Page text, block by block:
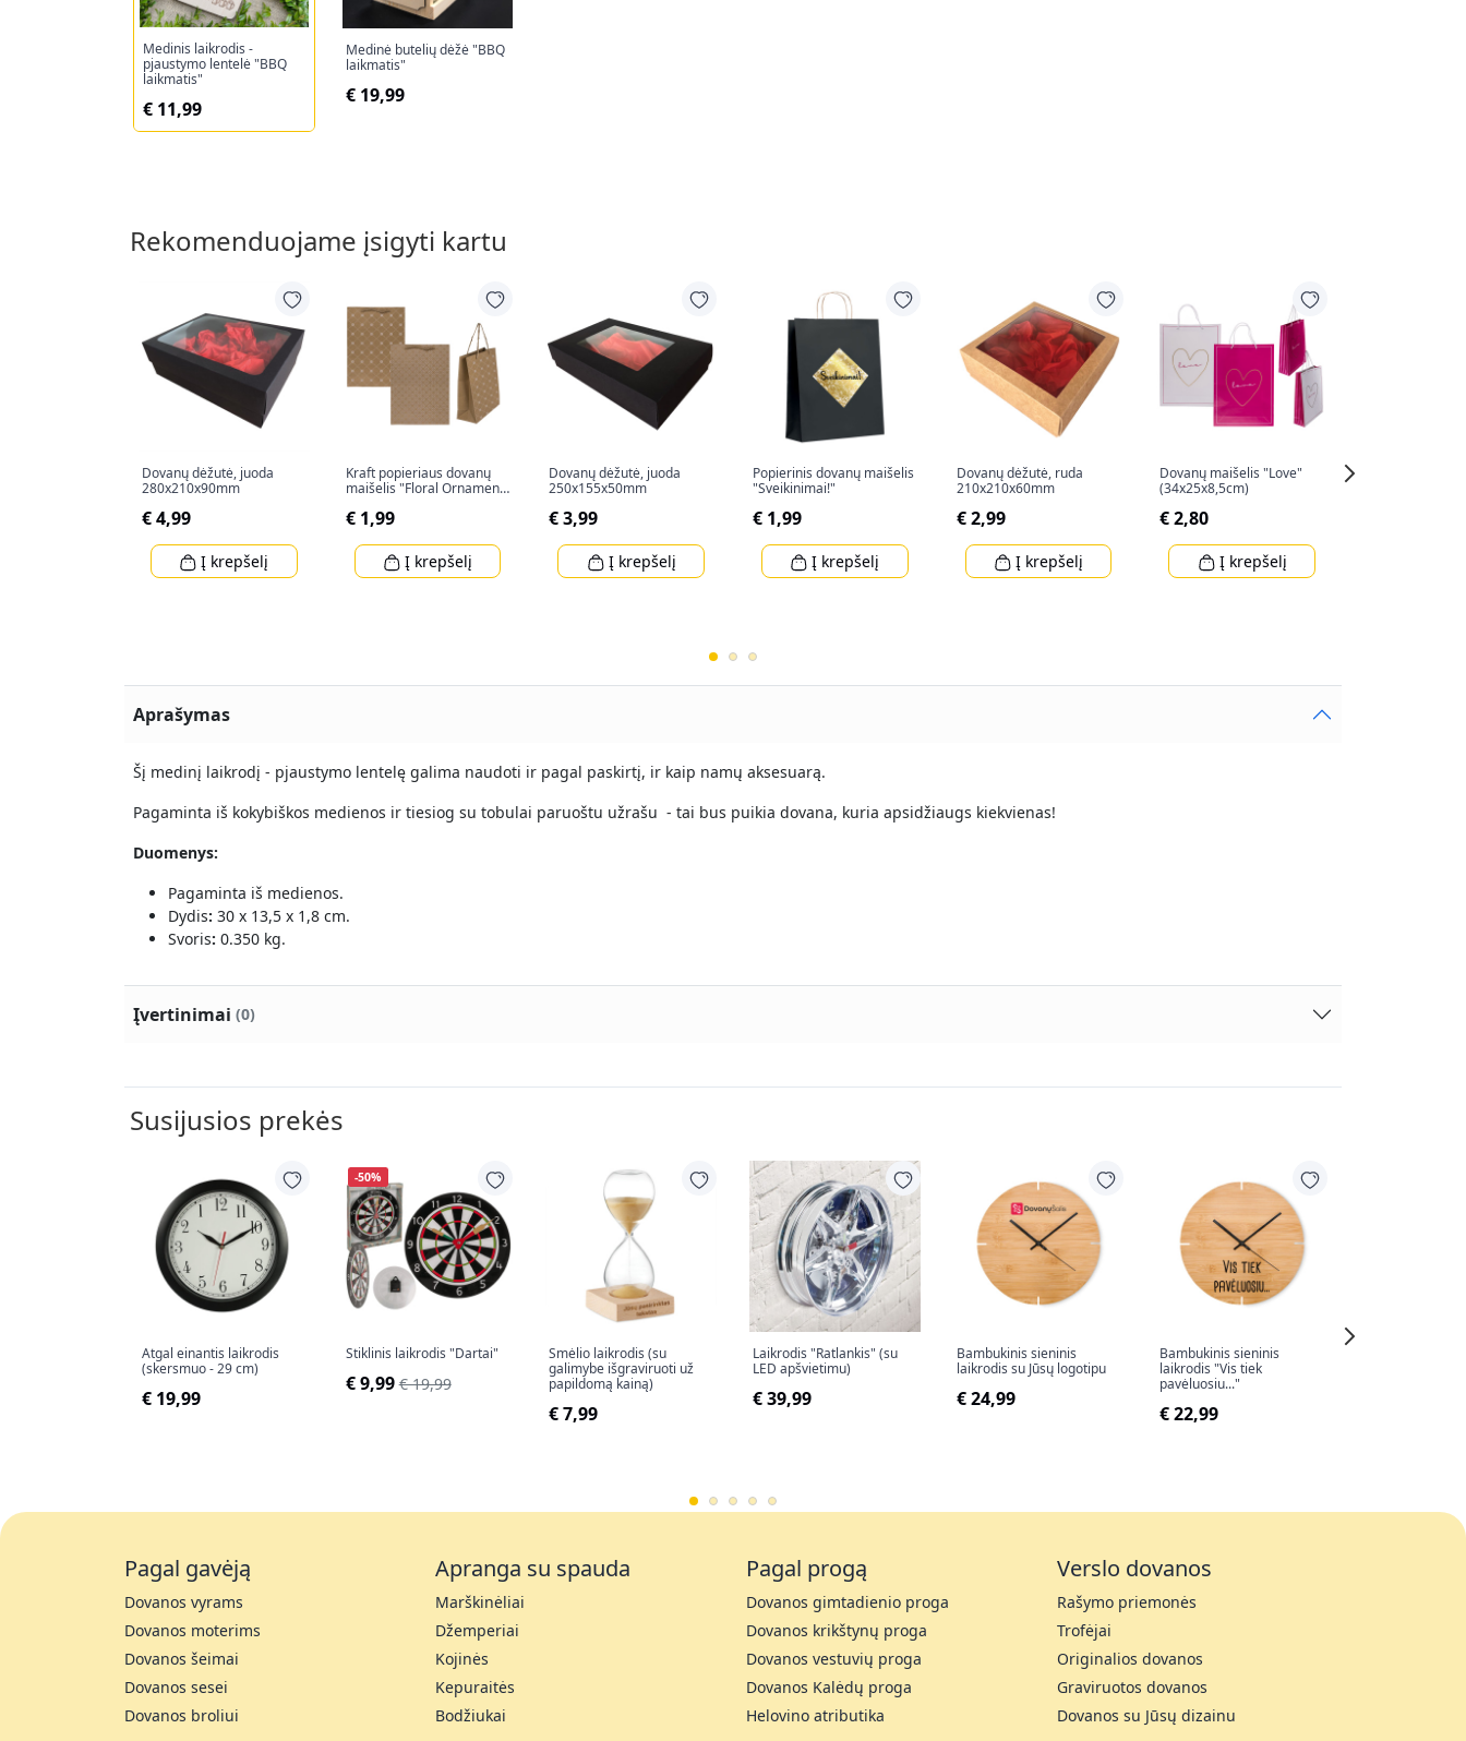
Medinis laikrodis -
pjaustymo lentelė "BBQ
laikmatis"
€ 11,99
Medinė butelių dėžė "BBQ
laikmatis"
€ 19,99
Rekomenduojame įsigyti kartu
Dovanų dėžutė, juoda
280x210x90mm
€ 4,99
Į krepšelį
Kraft popieriaus dovanų
maišelis "Floral Ornament"
€ 1,99
Į krepšelį
Dovanų dėžutė, juoda
250x155x50mm
€ 3,99
Į krepšelį
Popierinis dovanų maišelis
"Sveikinimai!"
€ 1,99
Į krepšelį
Dovanų dėžutė, ruda
210x210x60mm
€ 2,99
Į krepšelį
Dovanų maišelis "Love"
(34x25x8,5cm)
€ 2,80
Į krepšelį
Aprašymas
Šį medinį laikrodį - pjaustymo lentelę galima naudoti ir pagal paskirtį, ir kaip namų aksesuarą.
Pagaminta iš kokybiškos medienos ir tiesiog su tobulai paruoštu užrašu - tai bus puikia dovana, kuria apsidžiaugs kiekvienas!
Duomenys:
Pagaminta iš medienos.
Dydis: 30 x 13,5 x 1,8 cm.
Svoris: 0.350 kg.
Įvertinimai (0)
Susijusios prekės
Atgal einantis laikrodis
(skersmuo - 29 cm)
€ 19,99
-50%
Stiklinis laikrodis "Dartai"
€ 9,99 € 19,99
Smėlio laikrodis (su
galimybe išgraviruoti už
papildomą kainą)
€ 7,99
Laikrodis "Ratlankis" (su
LED apšvietimu)
€ 39,99
Bambukinis sieninis
laikrodis su Jūsų logotipu
€ 24,99
Bambukinis sieninis
laikrodis "Vis tiek
pavėluosiu..."
€ 22,99
Pagal gavėją
Dovanos vyrams
Dovanos moterims
Dovanos šeimai
Dovanos sesei
Dovanos broliui
Apranga su spauda
Marškinėliai
Džemperiai
Kojinės
Kepuraitės
Bodžiukai
Pagal progą
Dovanos gimtadienio proga
Dovanos krikštynų proga
Dovanos vestuvių proga
Dovanos Kalėdų proga
Helovino atributika
Verslo dovanos
Rašymo priemonės
Trofėjai
Originalios dovanos
Graviruotos dovanos
Dovanos su Jūsų dizainu